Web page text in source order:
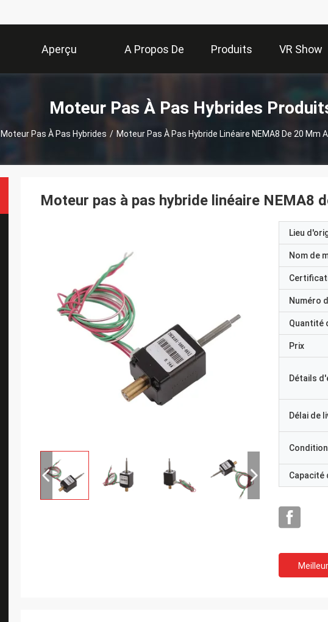
Aperçu A Propos De
Nous
Produits VR Show
Moteur Pas À Pas Hybrides
Moteur Pas À Pas Hybrides / Moteur Pas À Pas Hybride Linéaire NEMA8 De 20 Mm
Moteur pas à pas hybride linéaire NEMA8
Lieu
Nom de
Numéro
Quantité
Prix
Détails
Délai de
Capacité